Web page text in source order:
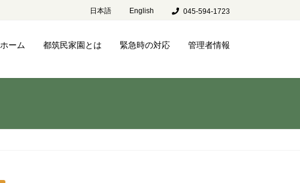
日本語 English 045-594-1723
ホーム 都筑民家園とは 緊急時の対応 管理者情報